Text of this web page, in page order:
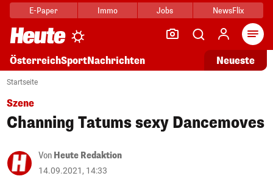
E-Paper Immo Jobs NewsFlix
ÖsterreichSportNachrichten Neueste
Startseite
Szene
Channing Tatums sexy Dancemoves
Von Heute Redaktion
14.09.2021, 14:33